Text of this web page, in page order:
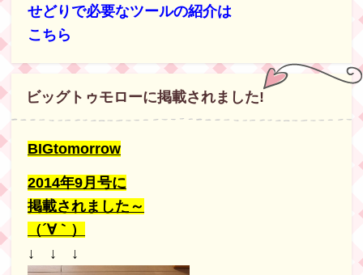
せどりで必要なツールの紹介は
こちら
ビッグトゥモローに掲載されました!
BIGtomorrow
2014年9月号に
掲載されました～
（´∀｀）
↓ ↓ ↓